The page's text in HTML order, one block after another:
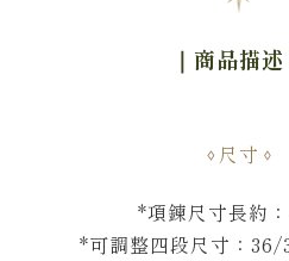
｜商品描述
尺寸
*項鍊尺寸長約
*可調整四段尺寸：